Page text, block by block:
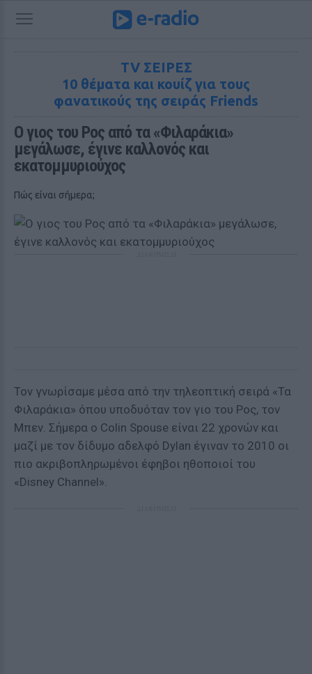
TV ΣΕΙΡΕΣ
10 θέματα και κουίζ για τους
φανατικούς της σειράς Friends
Ο γιος του Ρος από τα «Φιλαράκια»
μεγάλωσε, έγινε καλλονός και
εκατομμυριούχος
Πώς είναι σήμερα;
Τον γνωρίσαμε μέσα από την τηλεοπτική σειρά «Τα
Φιλαράκια» όπου υποδυόταν τον γιο του Ρος, τον
Μπεν. Σήμερα ο Colin Spouse είναι 22 χρονών και
μαζί με τον δίδυμο αδελφό Dylan έγιναν το 2010 οι
πιο ακριβοπληρωμένοι έφηβοι ηθοποιοί του
«Disney Channel».